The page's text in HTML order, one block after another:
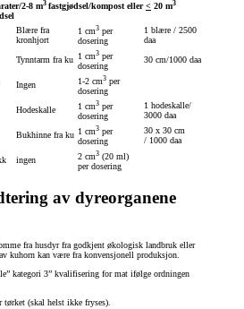
2-8 m3 fastgjødsel/kompost eller< 20 m3
Blære fra
kronhjort
1 cm3 per
dosering
1 blære / 2500
daa
Tynntarm fra ku 1 cm3 per
dosering
30 cm/1000 daa
Ingen 1-2 cm3 per
dosering
Hodeskalle 1 cm3 per
dosering
1 hodeskalle/
3000 daa
Bukhinne fra ku 1 cm3 per
dosering
30 x 30 cm
/ 1000 daa
ingen 2 cm3 (20 ml)
per dosering
av dyreorganene
fra husdyr fra godkjent økologisk landbruk eller
kuhorn kan være fra konvensjonell produksjon.
kategori 3” kvalifisering for mat ifølge ordningen
tørket (skal helst ikke fryses).